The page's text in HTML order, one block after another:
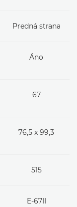
Predná strana
Áno
67
76,5 x 99,3
515
E-67II